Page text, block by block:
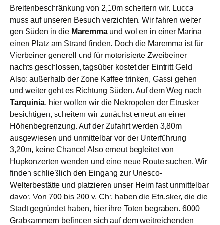
Breitenbeschränkung von 2,10m scheitern wir. Lucca
muss auf unseren Besuch verzichten. Wir fahren weiter
gen Süden in die Maremma und wollen in einer Marina
einen Platz am Strand finden. Doch die Maremma ist für
Vierbeiner generell und für motorisierte Zweibeiner
nachts geschlossen, tagsüber kostet der Eintritt Geld.
Also: außerhalb der Zone Kaffee trinken, Gassi gehen
und weiter geht es Richtung Süden. Auf dem Weg nach
Tarquinia, hier wollen wir die Nekropolen der Etrusker
besichtigen, scheitern wir zunächst erneut an einer
Höhenbegrenzung. Auf der Zufahrt werden 3,80m
ausgewiesen und unmittelbar vor der Unterführung
3,20m, keine Chance! Also erneut begleitet von
Hupkonzerten wenden und eine neue Route suchen. Wir
finden schließlich den Eingang zur Unesco-
Welterbestätte und platzieren unser Heim fast unmittelbar
davor. Von 700 bis 200 v. Chr. haben die Etrusker, die die
Stadt gegründet haben, hier ihre Toten begraben. 6000
Grabkammern befinden sich auf dem weitreichenden